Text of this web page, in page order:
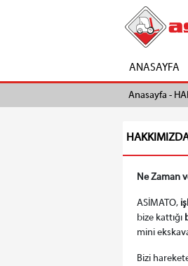
ANASAYFA
Anasayfa -
Ne Zaman
ASİMATO,
bize kattığı
mini
Bizi